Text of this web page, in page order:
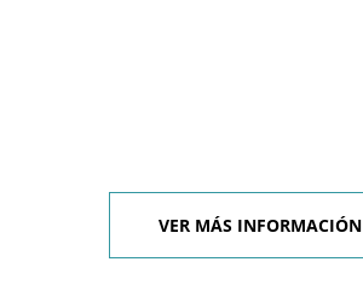
VER MÁS INFORMACIÓN